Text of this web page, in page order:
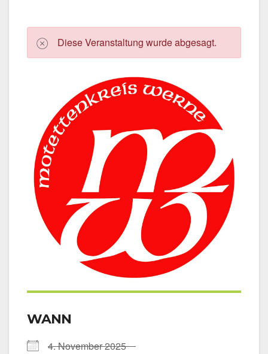
Die­se Ver­an­stal­tung wur­de abge­sagt.
WANN
4. Novem­ber 2025